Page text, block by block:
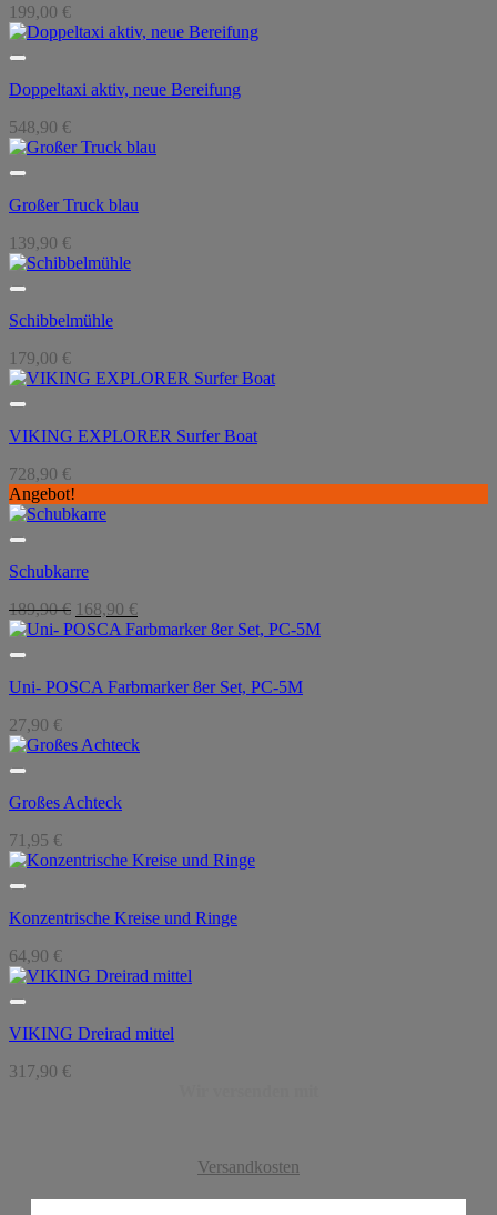
199,00 €
Doppeltaxi aktiv, neue Bereifung
548,90 €
Großer Truck blau
139,90 €
Schibbelmühle
179,00 €
VIKING EXPLORER Surfer Boat
728,90 €
Angebot!
Schubkarre
189,90€ Ursprünglicher
Preis
168,90 €Aktueller
Preis
Uni- POSCA Farbmarker 8er Set, PC-5M
27,90 €
Großes Achteck
71,95 €
Konzentrische Kreise und Ringe
64,90 €
VIKING Dreirad mittel
317,90 €
Versandkosten